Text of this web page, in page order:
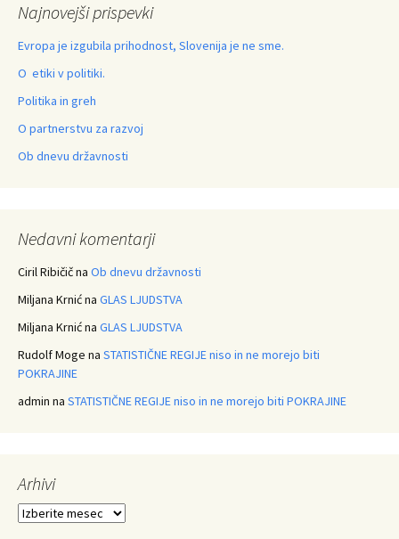
Najnovejši prispevki
Evropa je izgubila prihodnost, Slovenija je ne sme.
O etiki v politiki.
Politika in greh
O partnerstvu za razvoj
Ob dnevu državnosti
Nedavni komentarji
Ciril Ribičična Ob dnevu državnosti
Miljana Krnićna GLAS LJUDSTVA
Miljana Krnićna GLAS LJUDSTVA
Rudolf Moge na STATISTIČNE REGIJE niso in ne morejo biti
POKRAJINE
admin na STATISTIČNE REGIJE niso in ne morejo biti POKRAJINE
Arhivi
Arhivi